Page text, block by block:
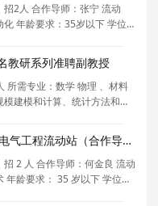
2人 合作导师：张宁 流动
年龄要求：35岁以下 学位要
驱动的电力系统安全稳定规
教研系列准聘副教授
所需专业：数学 物理 、材料
建模和计算、统计方法和应
：博士 招聘级别：副高 工
清华大学电机工程与应用电子技术系电气工程流动站（合作导师何金良）2026年招聘2名博士后
2 人 合作导师：何金良 流动
年龄要求： 35 岁以下 学位要
进电力装备关键技术研究；